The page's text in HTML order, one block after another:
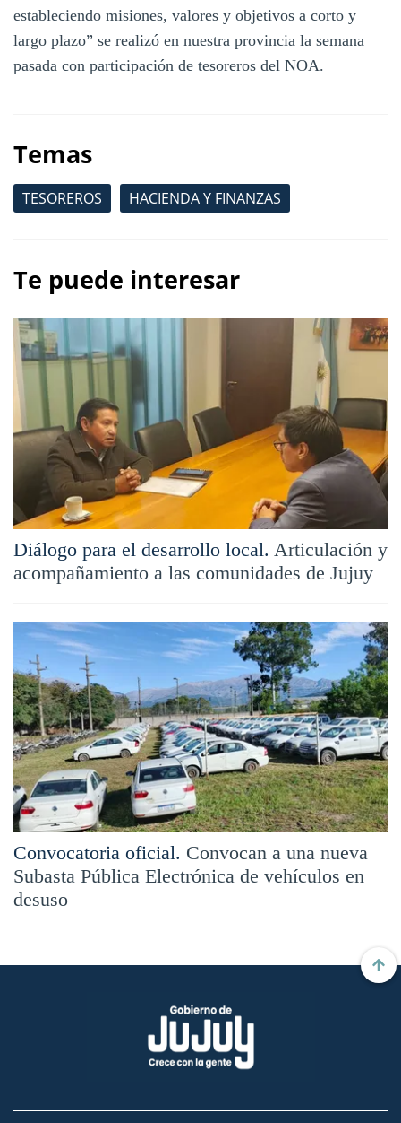
estableciendo misiones, valores y objetivos a corto y
largo plazo” se realizó en nuestra provincia la semana
pasada con participación de tesoreros del NOA.
Temas
TESOREROS HACIENDA Y FINANZAS
Te puede interesar
Diálogo para el desarrollo local. Articulación y
acompañamiento a las comunidades de Jujuy
Convocatoria oficial. Convocan a una nueva
Subasta Pública Electrónica de vehículos en
desuso